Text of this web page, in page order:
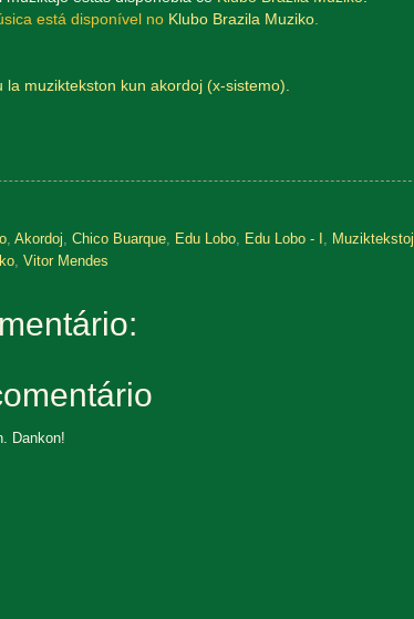
está disponível no Klubo Brazila Muziko.
la muziktekston kun akordoj (x-sistemo).
, Akordoj, Chico Buarque, Edu Lobo, Edu Lobo - I , Muziktekstoj
, Vitor Mendes
Dankon!